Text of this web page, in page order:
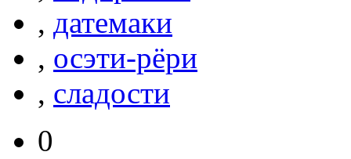
, датемаки
, осэти-рёри
, сладости
0